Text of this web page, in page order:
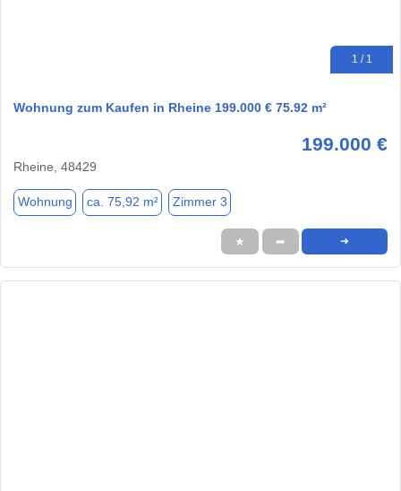
1 / 1
Wohnung zum Kaufen in Rheine 199.000 € 75.92 m²
199.000 €
Rheine, 48429
Wohnung ca. 75,92 m² Zimmer 3
★ ➦ ➜